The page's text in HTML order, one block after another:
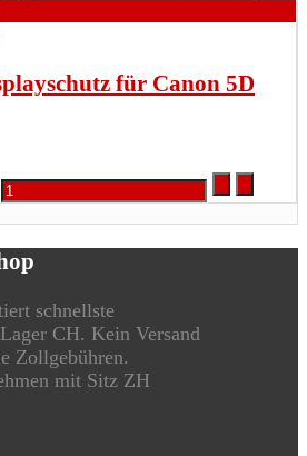
für Canon 5D
schnellste
CH. Kein Versand
Zollgebühren.
mit Sitz ZH